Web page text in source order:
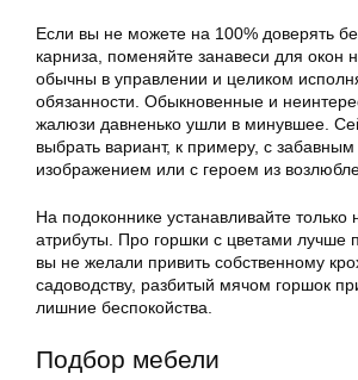
Если вы не можете на 100% доверять
карниза, поменяйте занавеси для окон
обычны в управлении и целиком
обязанности. Обыкновенные и
жалюзи давненько ушли в минувшее.
выбрать вариант, к примеру, с забавным
изображением или с героем из
На подоконнике устанавливайте
атрибуты. Про горшки с цветами лучше
вы не желали привить собственному
садоводству, разбитый мячом горшок
лишние беспокойства.
Подбор мебели